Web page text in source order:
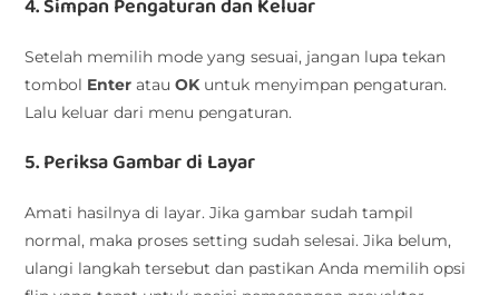
4. Simpan Pengaturan dan Keluar
Setelah memilih mode yang sesuai, jangan lupa tekan
tombol Enter atauOKuntuk menyimpan pengaturan.
Lalu keluar dari menu pengaturan.
5. Periksa Gambar di Layar
Amati hasilnya di layar. Jika gambar sudah tampil
normal, maka proses setting sudah selesai. Jika belum,
ulangi langkah tersebut dan pastikan Anda memilih opsi